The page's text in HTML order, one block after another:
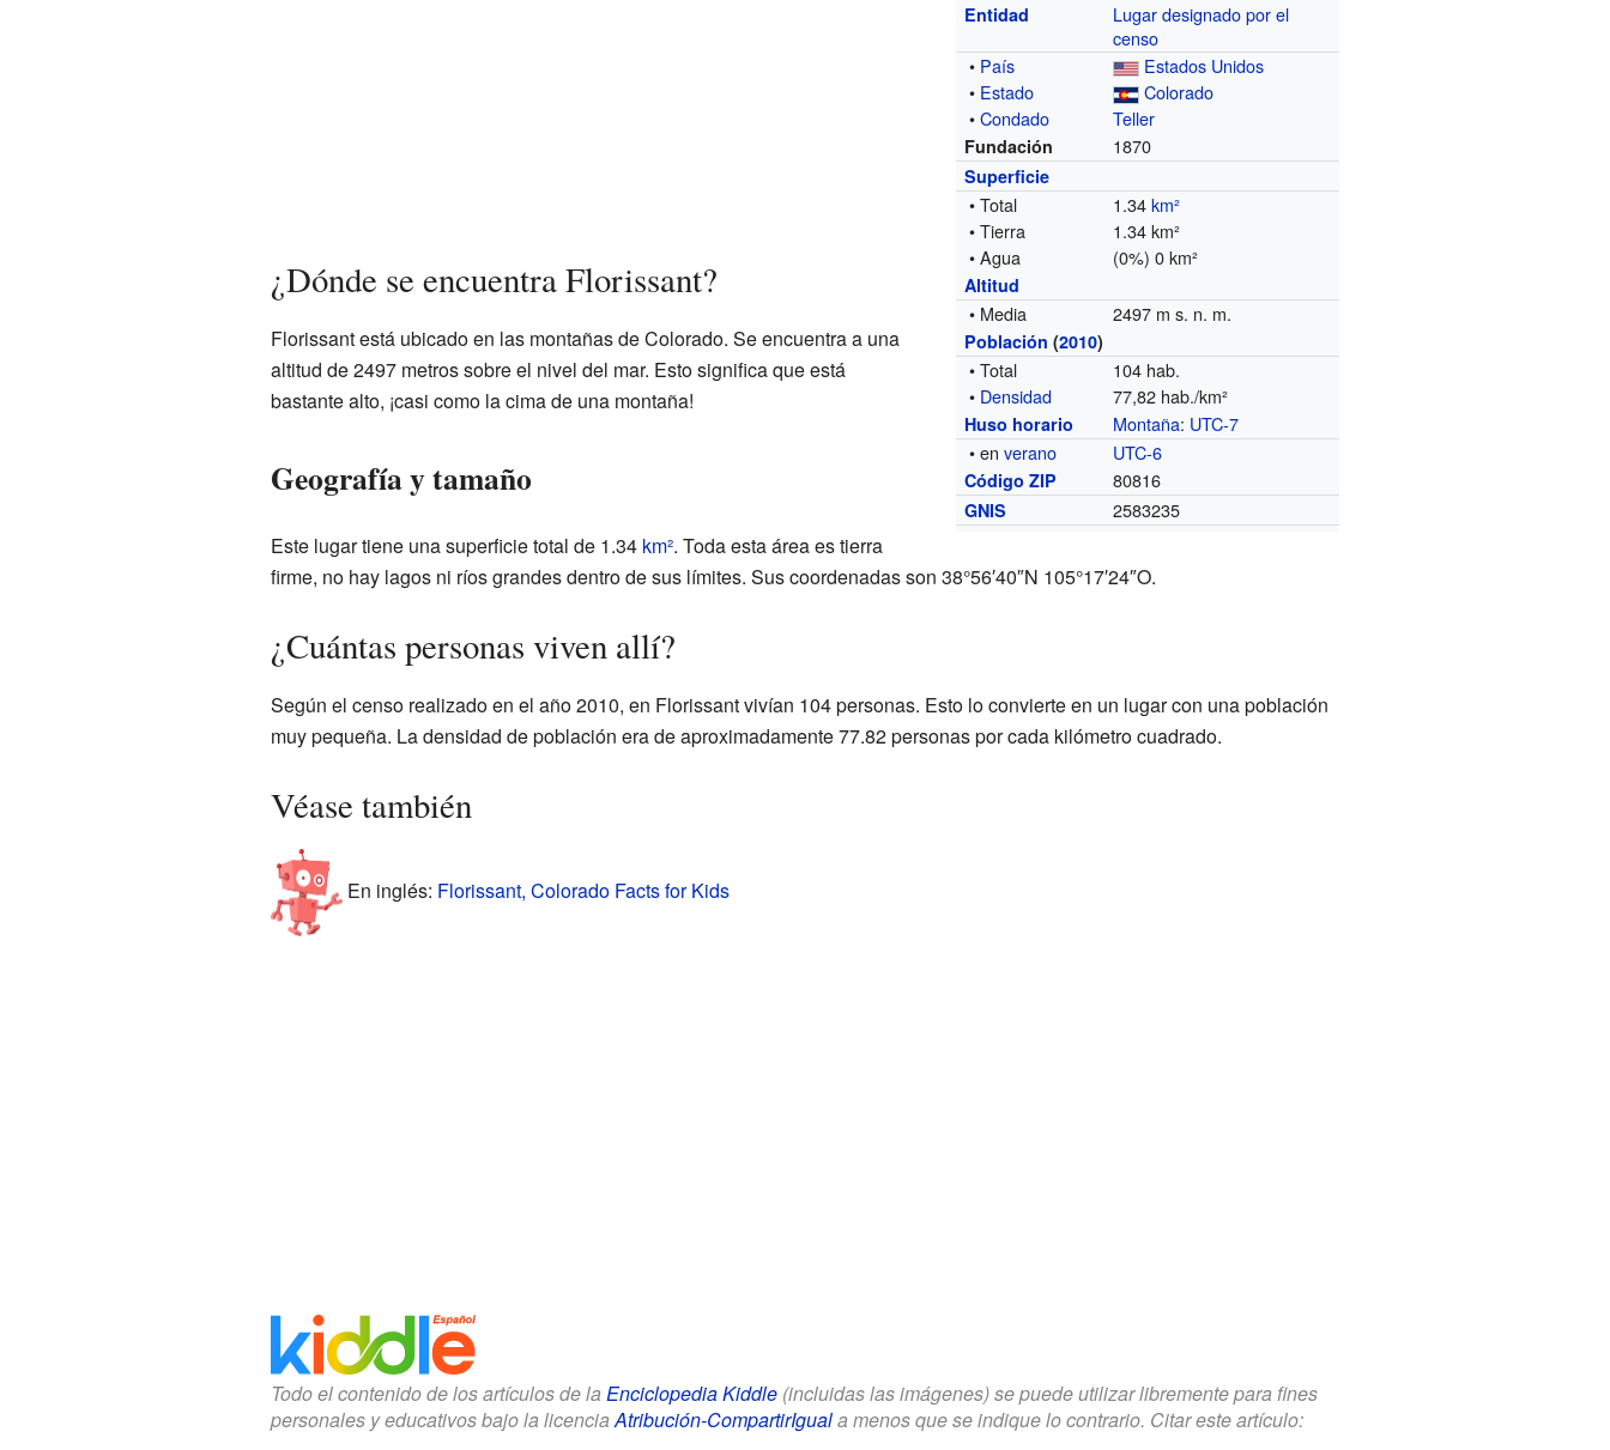
Entidad
Lugar designado por el
censo
• País
Estados Unidos
• Estado
Colorado
•Condado Teller
Fundación 1870
Superficie
• Total 1.34km²
• Tierra
1.34 km²
• Agua
(0%) 0 km²
Altitud
• Media 2497 m s. n. m.
Población (2010)
• Total
104 hab.
• Densidad 77,82 hab./km²
Huso horario Montaña: UTC-7
• enverano UTC-6
Código ZIP 80816
GNIS 2583235
¿Dónde se encuentra Florissant?
Florissant está ubicado en las montañas de Colorado. Se encuentra a una
altitud de 2497 metros sobre el nivel del mar. Esto significa que está
bastante alto, ¡casi como la cima de una montaña!
Geografía y tamaño
Este lugar tiene una superficie total de 1.34 km². Toda esta área es tierra
firme, no hay lagos ni ríos grandes dentro de sus límites. Sus coordenadas son 38°56′40″N 105°17′24″O.
¿Cuántas personas viven allí?
Según el censo realizado en el año 2010, en Florissant vivían 104 personas. Esto lo convierte en un lugar con una población
muy pequeña. La densidad de población era de aproximadamente 77.82 personas por cada kilómetro cuadrado.
Véase también
En inglés: Florissant, Colorado Facts for Kids
Todo el contenido de los artículos de la Enciclopedia Kiddle(incluidas las imágenes) se puede utilizar libremente para fines
personales y educativos bajo la licenciaAtribución-CompartirIguala menos que se indique lo contrario. Citar este artículo: